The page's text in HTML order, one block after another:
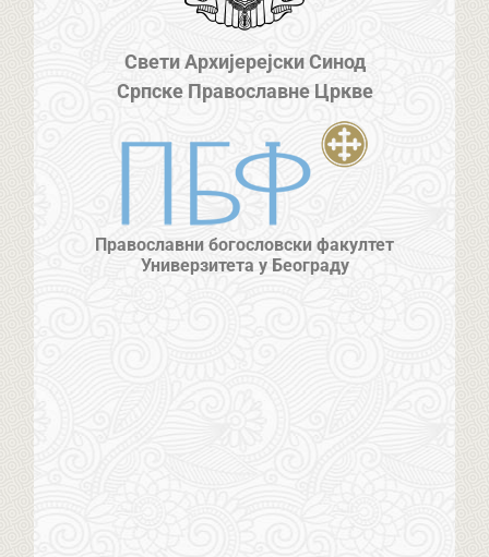
Свети Архијерејски Синод
Српске Православне Цркве
Православни богословски факултет
Универзитета у Београду